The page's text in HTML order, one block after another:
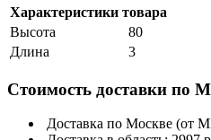
Характеристики товара
Высота
80
Длина
3
Стоимость доставки по
Доставка по Москве (от